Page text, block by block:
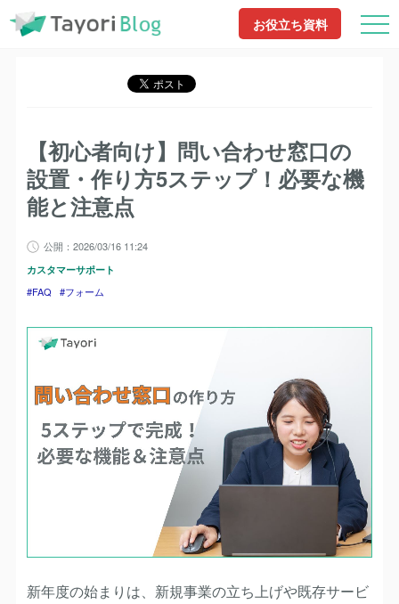
お役立ち資料
TayoriBlog 記事一覧
【初心者向け】問い合わせ窓口の設置・作り方
5ステップ！必要な機能と注意点
TayoriBlog 記事一覧 フォーム
【初心者向け】問い合わせ窓口の設置・作
【初心者向け】問い合わせ窓口の
設置・作り方5ステップ！必要な機
能と注意点
公開：2026/03/16 11:24
カスタマーサポート
FAQ フォーム
新年度の始まりは、新規事業の立ち上げや既存サービ